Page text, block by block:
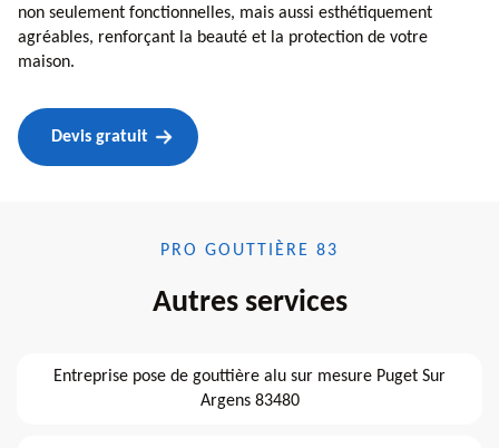
non seulement fonctionnelles, mais aussi esthétiquement
agréables, renforçant la beauté et la protection de votre
maison.
Devis gratuit
PRO GOUTTIÈRE 83
Autres services
Entreprise pose de gouttière alu sur mesure Puget Sur
Argens 83480